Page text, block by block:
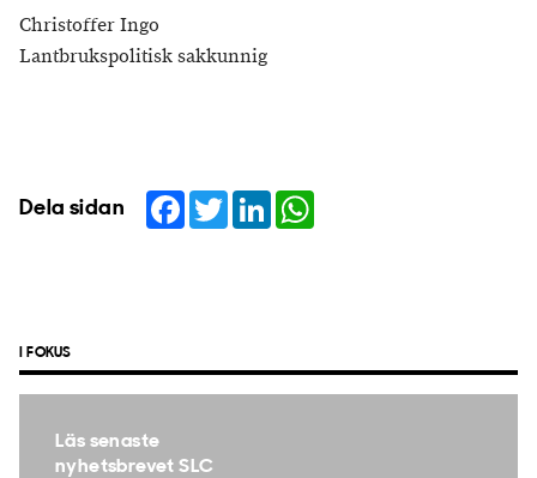
Christoffer Ingo
Lantbrukspolitisk sakkunnig
Dela sidan Facebook
TwitterLinkedIn
I FOKUS
Läs senaste
nyhetsbrevet SLC